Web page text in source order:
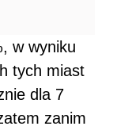
w wyniku
tych miast
dla 7
zanim